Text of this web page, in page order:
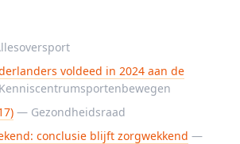
voldeed in 2024 aan de
— Gezondheidsraad
conclusie blijft zorgwekkend —